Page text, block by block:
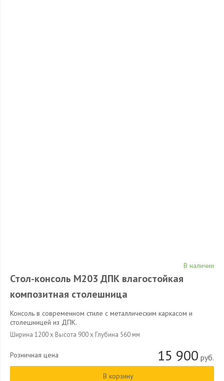
В наличии
Стол-консоль М203 ДПК влагостойкая
композитная столешница
Консоль в современном стиле с металлическим каркасом и
столешницей из ДПК.
Ширина 1200 x Высота 900 x Глубина 560 мм
Розничная цена 15 900 руб.
В корзину